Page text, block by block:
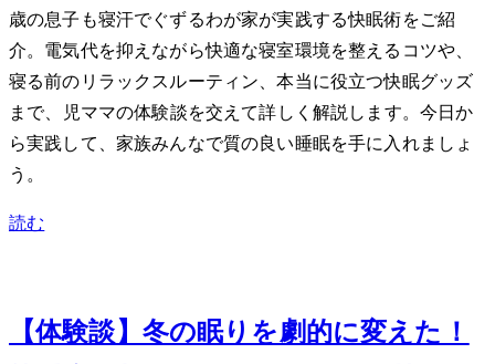
歳の息子も寝汗でぐずるわが家が実践する快眠術をご紹
介。電気代を抑えながら快適な寝室環境を整えるコツや、
寝る前のリラックスルーティン、本当に役立つ快眠グッズ
まで、2児ママの体験談を交えて詳しく解説します。今日か
ら実践して、家族みんなで質の良い睡眠を手に入れましょ
う。
読む
【体験談】冬の眠りを劇的に変えた！